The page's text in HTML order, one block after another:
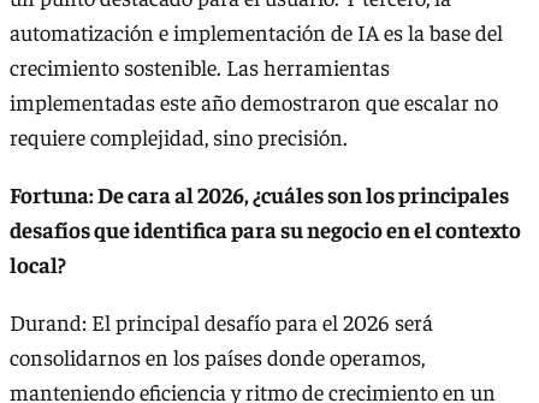
automatización e implementación de IA es la base del
crecimiento sostenible. Las herramientas
implementadas este año demostraron que escalar no
requiere complejidad, sino precisión.
Fortuna: De cara al 2026, ¿cuáles son los principales
desafíos que identifica para su negocio en el contexto
local?
Durand: El principal desafío para el 2026 será
consolidarnos en los países donde operamos,
manteniendo eficiencia y ritmo de crecimiento en un